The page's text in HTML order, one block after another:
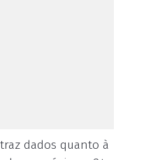
dados quanto à